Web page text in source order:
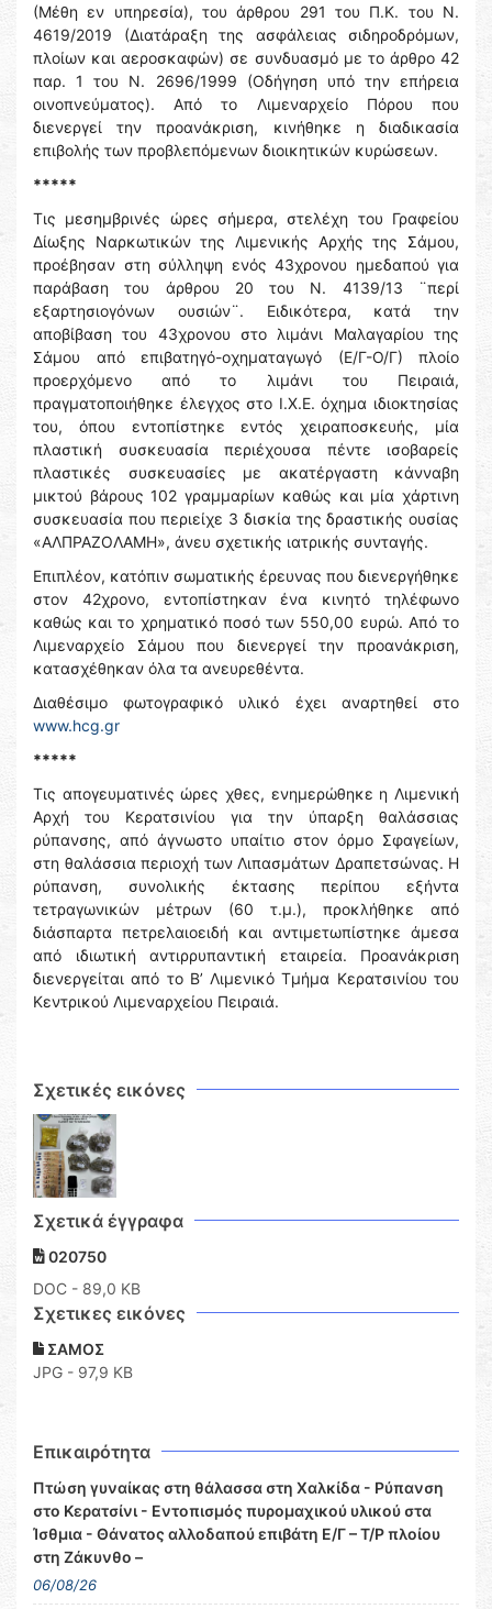
(Μέθη εν υπηρεσία), του άρθρου 291 του Π.Κ. του Ν.
4619/2019 (Διατάραξη της ασφάλειας σιδηροδρόμων,
πλοίων και αεροσκαφών) σε συνδυασμό με το άρθρο 42
παρ. 1 του Ν. 2696/1999 (Οδήγηση υπό την επήρεια
οινοπνεύματος). Από το Λιμεναρχείο Πόρου που
διενεργεί την προανάκριση, κινήθηκε η διαδικασία
επιβολής των προβλεπόμενων διοικητικών κυρώσεων.
*****
Τις μεσημβρινές ώρες σήμερα, στελέχη του Γραφείου
Δίωξης Ναρκωτικών της Λιμενικής Αρχής της Σάμου,
προέβησαν στη σύλληψη ενός 43χρονου ημεδαπού για
παράβαση του άρθρου 20 του Ν. 4139/13 ¨περί
εξαρτησιογόνων ουσιών¨. Ειδικότερα, κατά την
αποβίβαση του 43χρονου στο λιμάνι Μαλαγαρίου της
Σάμου από επιβατηγό-οχηματαγωγό (Ε/Γ-Ο/Γ) πλοίο
προερχόμενο από το λιμάνι του Πειραιά,
πραγματοποιήθηκε έλεγχος στο Ι.Χ.Ε. όχημα ιδιοκτησίας
του, όπου εντοπίστηκε εντός χειραποσκευής, μία
πλαστική συσκευασία περιέχουσα πέντε ισοβαρείς
πλαστικές συσκευασίες με ακατέργαστη κάνναβη
μικτού βάρους 102 γραμμαρίων καθώς και μία χάρτινη
συσκευασία που περιείχε 3 δισκία της δραστικής ουσίας
«ΑΛΠΡΑΖΟΛΑΜΗ», άνευ σχετικής ιατρικής συνταγής.
Επιπλέον, κατόπιν σωματικής έρευνας που διενεργήθηκε
στον 42χρονο, εντοπίστηκαν ένα κινητό τηλέφωνο
καθώς και το χρηματικό ποσό των 550,00 ευρώ. Από το
Λιμεναρχείο Σάμου που διενεργεί την προανάκριση,
κατασχέθηκαν όλα τα ανευρεθέντα.
Διαθέσιμο φωτογραφικό υλικό έχει αναρτηθεί στο
www.hcg.gr
*****
Τις απογευματινές ώρες χθες, ενημερώθηκε η Λιμενική
Αρχή του Κερατσινίου για την ύπαρξη θαλάσσιας
ρύπανσης, από άγνωστο υπαίτιο στον όρμο Σφαγείων,
στη θαλάσσια περιοχή των Λιπασμάτων Δραπετσώνας. Η
ρύπανση, συνολικής έκτασης περίπου εξήντα
τετραγωνικών μέτρων (60 τ.μ.), προκλήθηκε από
διάσπαρτα πετρελαιοειδή και αντιμετωπίστηκε άμεσα
από ιδιωτική αντιρρυπαντική εταιρεία. Προανάκριση
διενεργείται από το Β’ Λιμενικό Τμήμα Κερατσινίου του
Κεντρικού Λιμεναρχείου Πειραιά.
Σχετικές εικόνες
Σχετικά έγγραφα
020750
DOC - 89,0 KB
Σχετικες εικόνες
ΣΑΜΟΣ
JPG - 97,9 KB
Επικαιρότητα
Πτώση γυναίκας στη θάλασσα στη Χαλκίδα - Ρύπανση
στο Κερατσίνι - Εντοπισμός πυρομαχικού υλικού στα
Ίσθμια - Θάνατος αλλοδαπού επιβάτη Ε/Γ – Τ/Ρ πλοίου
στη Ζάκυνθο –
06/08/26